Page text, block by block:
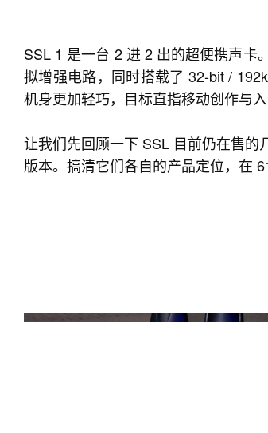
SSL 1 是一台 2 进 2 出的超便携声卡
拟增强电路，同时搭载了 32-bit /
机身更加轻巧，目标直指移动创作与入
让我们先回顾一下 SSL 目前仍在售
版本。搞清它们各自的产品定位，在